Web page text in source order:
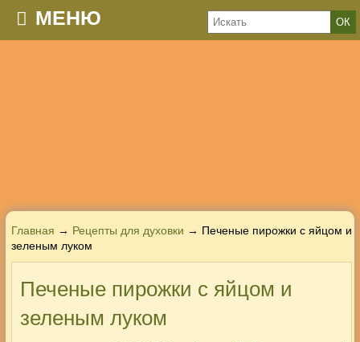
МЕНЮ
Главная → Рецепты для духовки → Печеные пирожки с яйцом и
зеленым луком
Печеные пирожки с яйцом и
зеленым луком